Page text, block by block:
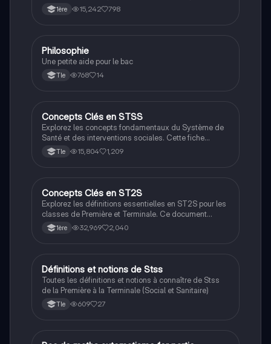
inégalités sociales, les droits des usagers, et les
modes d'intervention. Ce document complet est
1ère 15,242 798
ST2S
Philosophie
Une petite aide pour le bac
Tle 768 14
ST2S
Concepts Clés en STSS
Explorez les concepts fondamentaux du Système de
Santé et des interventions sociales. Cette fiche
présente des définitions essentielles, des méthodes
d'écriture argumentative, et des approches de
les étudiants en ST2S.
Tle 15,804 1,209
ST2S
Concepts Clés en ST2S
Explorez les définitions essentielles en ST2S pour les
classes de Première et Terminale. Ce document
couvre les chapitres sur la santé, le bien-être social,
les inégalités de santé, et les politiques de santé
sociales. Idéal pour les étudiants cherchant à
approfondir leur compréhension des enjeux de santé
publique et des politiques sociales.
1ère 32,969 2,040
ST2S
Définitions et notions de Stss
Toutes les définitions et notions à connaître de Stss
de la Première à la Terminale (Social et Sanitaire)
Tle 609 27